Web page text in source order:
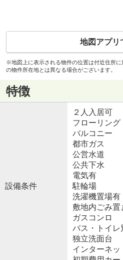
地図アプリ
※地図上に表示される物件の位置は付近住所
の物件所在地とは異なる場合がございます。
特徴
設備条件
２人入居可
フローリング
バルコニー
都市ガス
公営水道
公共下水
電気有
駐輪場
洗濯機置場有
敷地内ごみ置
ガスコンロ
バス・トイレ
独立洗面台
インターネッ